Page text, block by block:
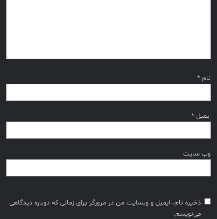
نام*
ایمیل*
وب‌ سایت
ذخیره نام، ایمیل و وبسایت من در مرورگر برای زمانی که دوباره دیدگاهی
می‌نویسم.